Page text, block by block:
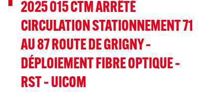
2025 015 CTM ARRÊTÉ
CIRCULATION STATIONNEMENT 71
AU 87 ROUTE DE GRIGNY –
DÉPLOIEMENT FIBRE OPTIQUE –
RST – UICOM